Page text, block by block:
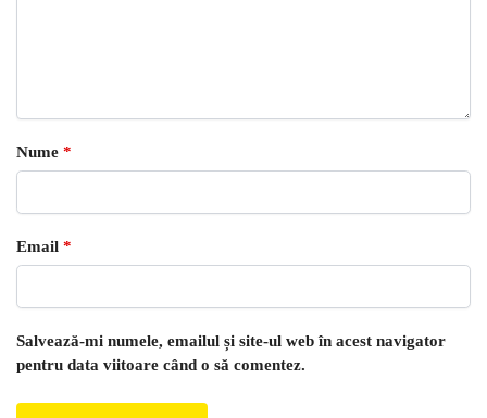
Nume *
Email *
Salvează-mi numele, emailul și site-ul web în acest navigator
pentru data viitoare când o să comentez.